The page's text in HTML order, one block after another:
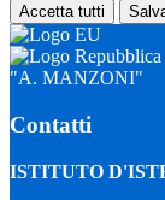
Accetta tutti
"A. MANZONI"
Contatti
ISTITUTO